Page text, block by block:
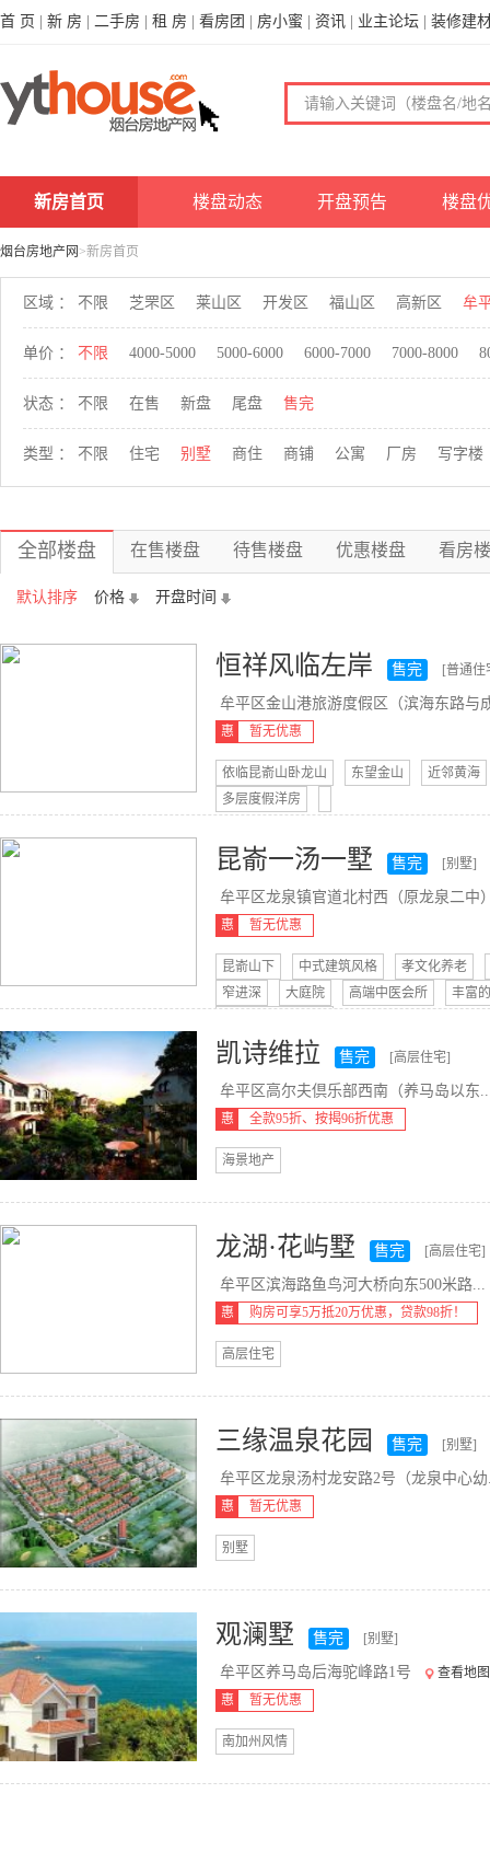
首 页 新 房 二手房 租 房 看房团 房小蜜 资讯 业主论坛 装修建
新房首页 楼盘动态 开盘预告 楼盘
烟台房地产网 >新房首页
区域 ： 不限 芝罘区 莱山区 开发区 福山区 高新区 牟
单价 ： 不限 4000-5000 5000-6000 6000-7000 7000-8000
状态 ： 不限 在售 新盘 尾盘 售完
类型 ： 不限 住宅 别墅 商住 商铺 公寓 厂房 写字楼
全部楼盘 在售楼盘 待售楼盘 优惠楼盘 看房
默认排序 价格 开盘时间
恒祥风临左岸 售完 [普通住
牟平区金山港旅游度假区（滨海东路与
惠 暂无优惠
依临昆嵛山卧龙山 东望金山
近邻黄海
多层度假洋房
昆嵛一汤一墅 售完 [别墅]
牟平区龙泉镇官道北村西（原龙泉二中
惠 暂无优惠
昆嵛山下 中式建筑风格
孝文化养老
窄进深
大庭院 高端中医会所
丰富
凯诗维拉 售完 [高层住宅]
牟平区高尔夫倶乐部西南（养马岛以东
惠 全款95折、按揭96折优惠
海景地产
龙湖·花屿墅 售完 [高层住宅]
牟平区滨海路鱼鸟河大桥向东500米路...
惠 购房可享5万抵20万优惠，贷款98折！
高层住宅
三缘温泉花园 售完 [别墅]
牟平区龙泉汤村龙安路2号（龙泉中心
惠 暂无优惠
别墅
观澜墅 售完 [别墅]
牟平区养马岛后海驼峰路1号
查看地图
惠
暂无优惠
南加州风情